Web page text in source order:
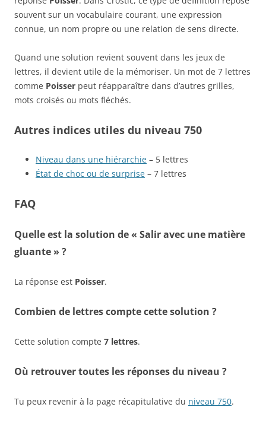
souvent sur un vocabulaire courant, une expression
connue, un nom propre ou une relation de sens directe.
Quand une solution revient souvent dans les jeux de
lettres, il devient utile de la mémoriser. Un mot de 7 lettres
comme Poisser peut réapparaître dans d’autres grilles,
mots croisés ou mots fléchés.
Autres indices utiles du niveau 750
Niveau dans une hiérarchie – 5 lettres
État de choc ou de surprise – 7 lettres
FAQ
Quelle est la solution de « Salir avec une matière
gluante » ?
La réponse est Poisser.
Combien de lettres compte cette solution ?
Cette solution compte 7 lettres.
Où retrouver toutes les réponses du niveau ?
Tu peux revenir à la page récapitulative du niveau 750.